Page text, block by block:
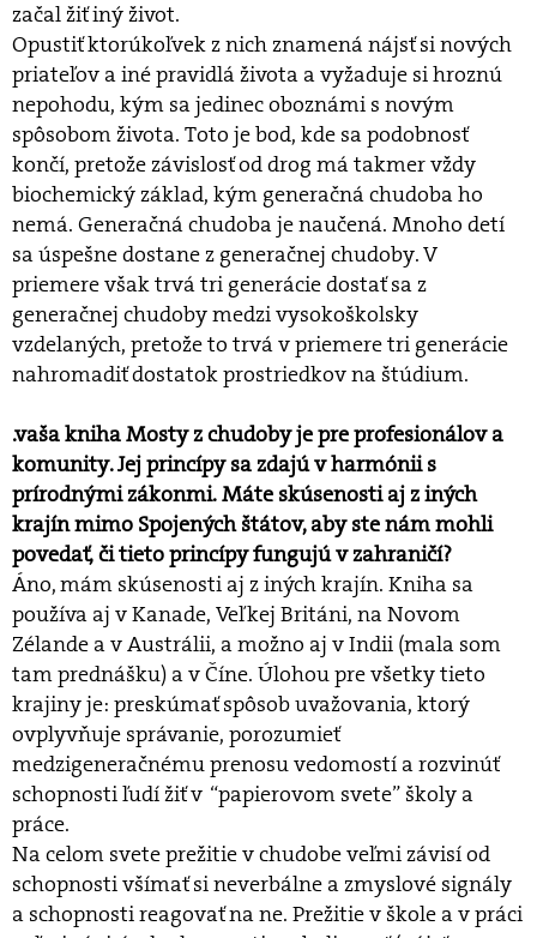
začal žiť iný život.
Opustiť ktorúkoľvek z nich znamená nájsť si nových
priateľov a iné pravidlá života a vyžaduje si hroznú
nepohodu, kým sa jedinec oboznámi s novým
spôsobom života. Toto je bod, kde sa podobnosť
končí, pretože závislosť od drog má takmer vždy
biochemický základ, kým generačná chudoba ho
nemá. Generačná chudoba je naučená. Mnoho detí
sa úspešne dostane z generačnej chudoby. V
priemere však trvá tri generácie dostať sa z
generačnej chudoby medzi vysokoškolsky
vzdelaných, pretože to trvá v priemere tri generácie
nahromadiť dostatok prostriedkov na štúdium.
.vaša kniha Mosty z chudoby je pre profesionálov a
komunity. Jej princípy sa zdajú v harmónii s
prírodnými zákonmi. Máte skúsenosti aj z iných
krajín mimo Spojených štátov, aby ste nám mohli
povedať, či tieto princípy fungujú v zahraničí?
Áno, mám skúsenosti aj z iných krajín. Kniha sa
používa aj v Kanade, Veľkej Británi, na Novom
Zélande a v Austrálii, a možno aj v Indii (mala som
tam prednášku) a v Číne. Úlohou pre všetky tieto
krajiny je: preskúmať spôsob uvažovania, ktorý
ovplyvňuje správanie, porozumieť
medzigeneračnému prenosu vedomostí a rozvinúť
schopnosti ľudí žiť v “papierovom svete” školy a
práce.
Na celom svete prežitie v chudobe veľmi závisí od
schopnosti všímať si neverbálne a zmyslové signály
a schopnosti reagovať na ne. Prežitie v škole a v práci